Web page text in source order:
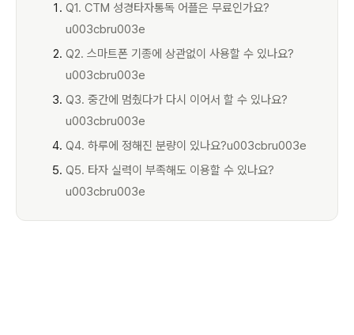
Q1. CTM 성경타자통독 어플은 무료인가요?
u003cbru003e
Q2. 스마트폰 기종에 상관없이 사용할 수 있나요?
u003cbru003e
Q3. 중간에 멈췄다가 다시 이어서 할 수 있나요?
u003cbru003e
Q4. 하루에 정해진 분량이 있나요?u003cbru003e
Q5. 타자 실력이 부족해도 이용할 수 있나요?
u003cbru003e